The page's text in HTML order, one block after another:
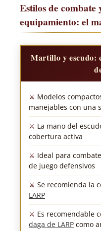
Estilos de combate
equipamiento: el
Martillo y escudo:
Modelos
manejables con una
La mano del
cobertura activa
Ideal para
de juego defensivos
Se recomienda la
LARP
Es recomendable
daga de LARP como